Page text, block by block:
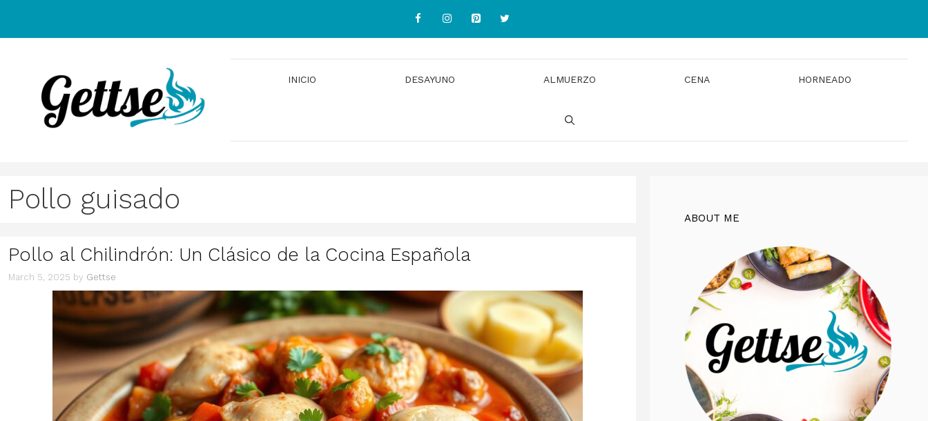
content
INICIO DESAYUNO ALMUERZO CENA HORNEADO
Pollo guisado
Pollo al Chilindrón: Un Clásico de la Cocina Española
March 5, 2025 by Gettse
ABOUT ME